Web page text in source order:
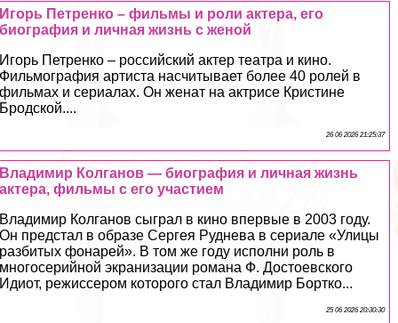
Игорь Петренко – фильмы и роли актера, его
биография и личная жизнь с женой
Игорь Петренко – российский актер театра и кино.
Фильмография артиста насчитывает более 40 ролей в
фильмах и сериалах. Он женат на актрисе Кристине
Бродской....
26 06 2026 21:25:37
Владимир Колганов — биография и личная жизнь
актера, фильмы с его участием
Владимир Колганов сыграл в кино впервые в 2003 году.
Он предстал в образе Сергея Руднева в сериале «Улицы
разбитых фонарей». В том же году исполни роль в
многосерийной экранизации романа Ф. Достоевского
Идиот, режиссером которого стал Владимир Бортко...
25 06 2026 20:30:30